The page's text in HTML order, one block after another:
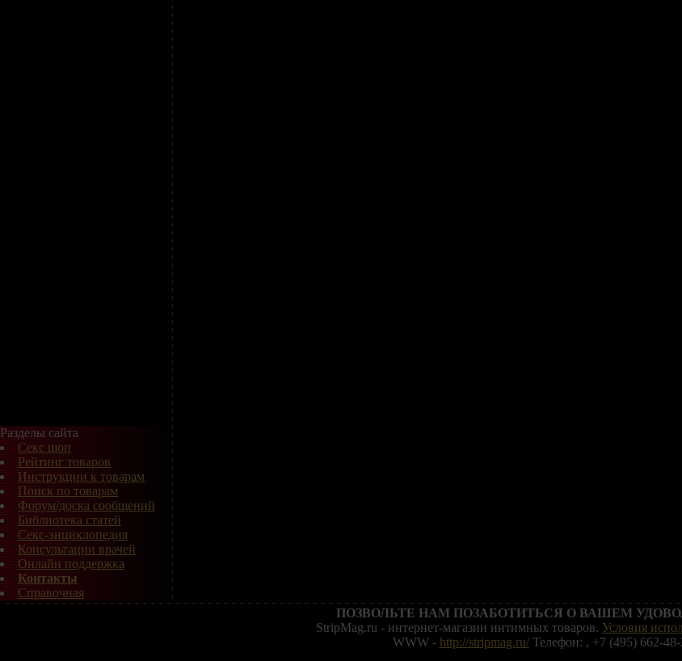
Разделы сайта
Секс шоп
Рейтинг товаров
Инструкции к товарам
Поиск по товарам
Форум/доска сообщений
Библиотека статей
Секс-энциклопедия
Консультации врачей
Онлайн поддержка
Контакты
Справочная
ПОЗВОЛЬТЕ НАМ ПОЗАБОТИТЬСЯ О ВАШЕМ
StripMag.ru - интернет-магазин интимных товаров. Условия
WWW - http://stripmag.ru/Телефон: , +7 (495) 662-48-